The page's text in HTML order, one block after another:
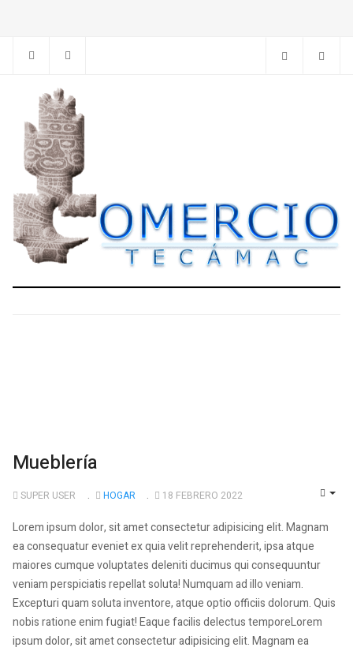
Mueblería
SUPER USER HOGAR 18 FEBRERO 2022
Lorem ipsum dolor, sit amet consectetur adipisicing elit. Magnam
ea consequatur eveniet ex quia velit reprehenderit, ipsa atque
maiores cumque voluptates deleniti ducimus qui consequuntur
veniam perspiciatis repellat soluta! Numquam ad illo veniam.
Excepturi quam soluta inventore, atque optio officiis dolorum. Quis
nobis ratione enim fugiat! Eaque facilis delectus temporeLorem
ipsum dolor, sit amet consectetur adipisicing elit. Magnam ea